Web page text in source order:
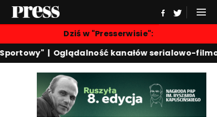
Dziś w "Presserwisie":
|Oglądalność kanałów serialowo-